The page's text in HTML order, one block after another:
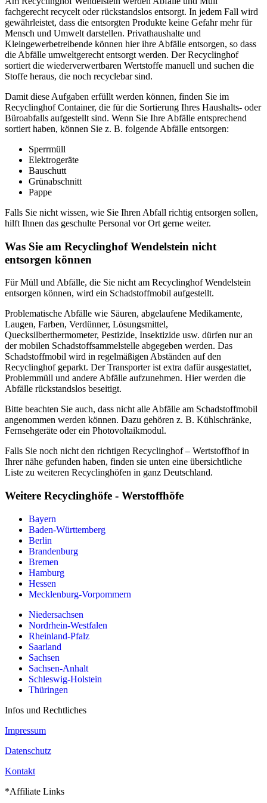
fachgerecht recycelt oder rückstandslos entsorgt. In jedem Fall wird
gewährleistet, dass die entsorgten Produkte keine Gefahr mehr für
Mensch und Umwelt darstellen. Privathaushalte und
Kleingewerbetreibende können hier ihre Abfälle entsorgen, so dass
die Abfälle umweltgerecht entsorgt werden. Der Recyclinghof
sortiert die wiederverwertbaren Wertstoffe manuell und suchen die
Stoffe heraus, die noch recyclebar sind.
Damit diese Aufgaben erfüllt werden können, finden Sie im
Recyclinghof Container, die für die Sortierung Ihres Haushalts- oder
Büroabfalls aufgestellt sind. Wenn Sie Ihre Abfälle entsprechend
sortiert haben, können Sie z. B. folgende Abfälle entsorgen:
Sperrmüll
Elektrogeräte
Bauschutt
Grünabschnitt
Pappe
Falls Sie nicht wissen, wie Sie Ihren Abfall richtig entsorgen sollen,
hilft Ihnen das geschulte Personal vor Ort gerne weiter.
Was Sie am Recyclinghof Wendelstein nicht
entsorgen können
Für Müll und Abfälle, die Sie nicht am Recyclinghof Wendelstein
entsorgen können, wird ein Schadstoffmobil aufgestellt.
Problematische Abfälle wie Säuren, abgelaufene Medikamente,
Laugen, Farben, Verdünner, Lösungsmittel,
Quecksilberthermometer, Pestizide, Insektizide usw. dürfen nur an
der mobilen Schadstoffsammelstelle abgegeben werden. Das
Schadstoffmobil wird in regelmäßigen Abständen auf den
Recyclinghof geparkt. Der Transporter ist extra dafür ausgestattet,
Problemmüll und andere Abfälle aufzunehmen. Hier werden die
Abfälle rückstandslos beseitigt.
Bitte beachten Sie auch, dass nicht alle Abfälle am Schadstoffmobil
angenommen werden können. Dazu gehören z. B. Kühlschränke,
Fernsehgeräte oder ein Photovoltaikmodul.
Falls Sie noch nicht den richtigen Recyclinghof – Wertstoffhof in
Ihrer nähe gefunden haben, finden sie unten eine übersichtliche
Liste zu weiteren Recyclinghöfen in ganz Deutschland.
Weitere Recyclinghöfe - Werstoffhöfe
Bayern
Baden-Württemberg
Berlin
Brandenburg
Bremen
Hamburg
Hessen
Mecklenburg-Vorpommern
Niedersachsen
Nordrhein-Westfalen
Rheinland-Pfalz
Saarland
Sachsen
Sachsen-Anhalt
Schleswig-Holstein
Thüringen
Infos und Rechtliches
Impressum
Datenschutz
Kontakt
*Affiliate Links